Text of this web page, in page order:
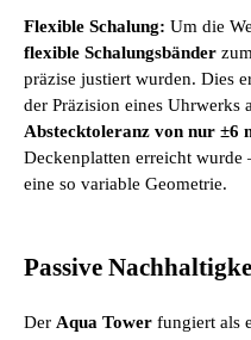
Flexible Schalung: Um die
flexible Schalungsbänder
präzise justiert wurden. Dies
der Präzision eines Uhrwerks
Abstecktoleranz von nur ±6
Deckenplatten erreicht
eine so variable Geometrie.
Passive
Der Aqua Tower fungiert als